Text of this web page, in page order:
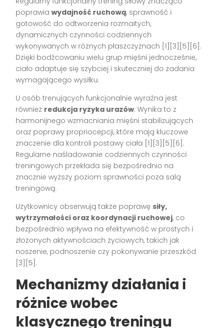
poprawiawydajność ruchową, sprawność i
gotowość do odtworzenia rozmaitych,
dynamicznych czynności codziennych
wykonywanych w różnych płaszczyznach [1][3][5][6] .
Dzięki bodźcowaniu wielu grup mięśni jednocześnie,
ciało adaptuje się szybciej i skuteczniej do zadania
wymagającego wysiłku.
U osób trenujących funkcjonalnie wyraźna jest
również redukcja ryzyka urazów. Wynika to z
harmonijnego wzmacniania mięśni stabilizujących
oraz poprawy propriocepcji, które mają kluczowe
znaczenie dla kontroli postawy ciała [1][3][5][6] .
Regularne naśladowanie codziennych czynności
treningowych przekłada się bezpośrednio na
znacznie wyższy poziom sprawności poza salą
treningową.
Użytkownicy obserwują także poprawę siły,
wytrzymałości oraz koordynacji ruchowej, co
bezpośrednio wpływa na efektywność w prostych i
złożonych aktywnościach życiowych, takich jak
noszenie, podnoszenie czy pokonywanie przeszkód
[3][5] .
Mechanizmy działania i
różnice wobec
klasycznego treningu